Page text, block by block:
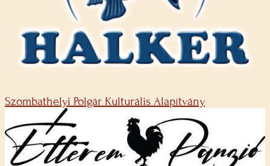
Szombathelyi Polgár Kulturális Alapítvány